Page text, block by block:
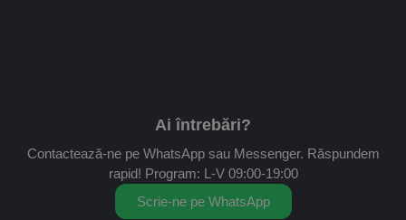
Ai întrebări?
Contactează-ne pe WhatsApp sau Messenger. Răspundem
rapid! Program: L-V 09:00-19:00
Scrie-ne pe WhatsApp